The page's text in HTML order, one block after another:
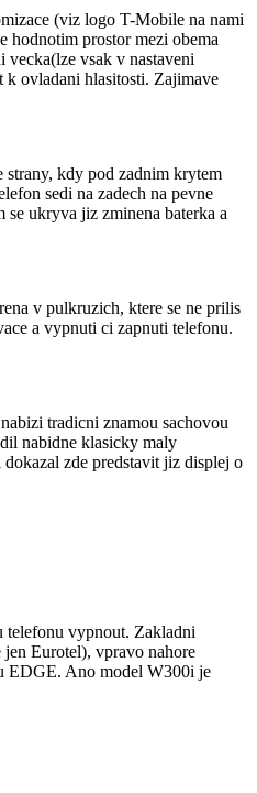
(viz logo T-Mobile na nami
hodnotim prostor mezi obema
vsak v nastaveni
ovladani hlasitosti. Zajimave
strany, kdy pod zadnim krytem
sedi na zadech na pevne
ukryva jiz zminena baterka a
v pulkruzich, ktere se ne prilis
a vypnuti ci zapnuti telefonu.
tradicni znamou sachovou
nabidne klasicky maly
zde predstavit jiz displej o
telefonu vypnout. Zakladni
Eurotel), vpravo nahore
EDGE. Ano model W300i je